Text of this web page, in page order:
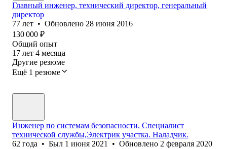
Главный инженер, технический директор, генеральный
директор
77 лет • Обновлено 28 июня 2016
130 000 ₽
Общий опыт
17 лет 4 месяца
Другие резюме
Ещё 1 резюме
Инженер по системам безопасности. Специалист
технической службы,Электрик участка. Наладчик.
62 года • Был 1 июня 2021 • Обновлено 2 февраля 2020